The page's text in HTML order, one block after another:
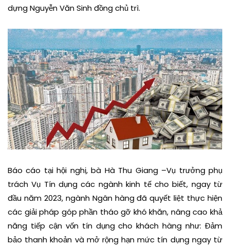
dựng Nguyễn Văn Sinh đồng chủ trì.
Báo cáo tại hội nghị, bà Hà Thu Giang –Vụ trưởng phụ
trách Vụ Tín dụng các ngành kinh tế cho biết, ngay từ
đầu năm 2023, ngành Ngân hàng đã quyết liệt thực hiện
các giải pháp góp phần tháo gỡ khó khăn, nâng cao khả
năng tiếp cận vốn tín dụng cho khách hàng như: Đảm
bảo thanh khoản và mở rộng hạn mức tín dụng ngay từ